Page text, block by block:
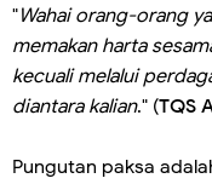
"Wahai orang-orang
memakan harta
kecuali melalui
diantara kalian." (TQS
Pungutan paksa